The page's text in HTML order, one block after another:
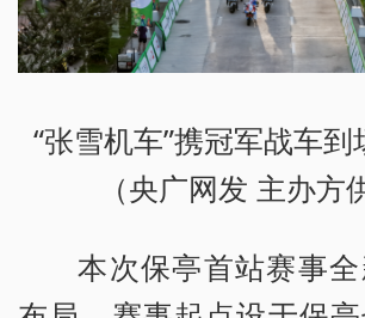
“张雪机车”携冠军战车
（央广网发 主办方
本次保亭首站赛事